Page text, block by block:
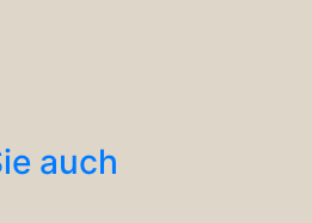
auch